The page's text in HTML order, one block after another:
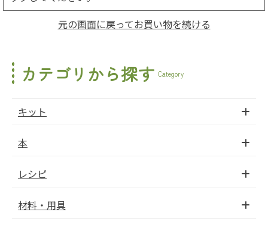
元の画面に戻ってお買い物を続ける
カテゴリから探す Category
キット
本
レシピ
材料・用具